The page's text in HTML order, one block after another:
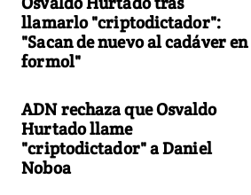
llamarlo "criptodictador":
"Sacan de nuevo al cadáver en
formol"
ADN rechaza que Osvaldo
Hurtado llame
"criptodictador" a Daniel
Noboa